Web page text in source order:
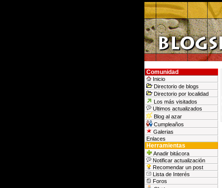
Comunidad
Inicio
Directorio de blogs
Directorio por localidad
Los más visitados
Ultimos actualizados
Blog al azar
Cumpleaños
Galerias
Enlaces
Herramientas
Anadir bitácora
Notificar actualización
Recomendar un post
Lista de Interés
Foros